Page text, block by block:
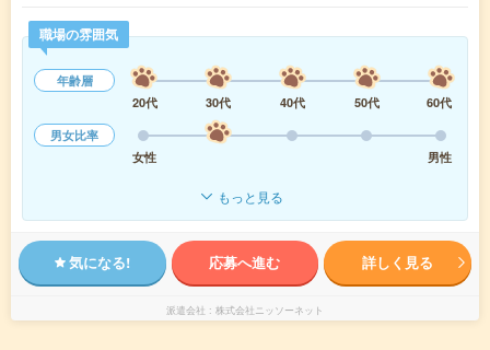
職場の雰囲気
年齢層
20代
30代 40代 50代
60代
男女比率
女性
男性
もっと見る
気になる! 応募へ進む 詳しく見る
派遣会社 株式会社ニッソーネット